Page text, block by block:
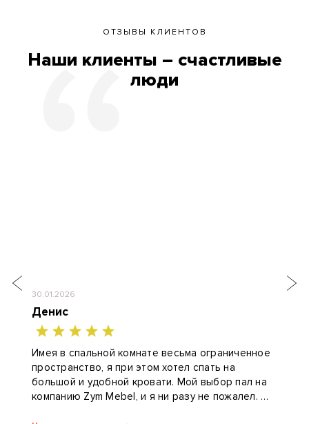
ОТЗЫВЫ КЛИЕНТОВ
Наши клиенты – счастливые
люди
30.01.2026
Денис
Имея в спальной комнате весьма ограниченное
пространство, я при этом хотел спать на
большой и удобной кровати. Мой выбор пал на
компанию Zym Mebel, и я ни разу не пожалел.